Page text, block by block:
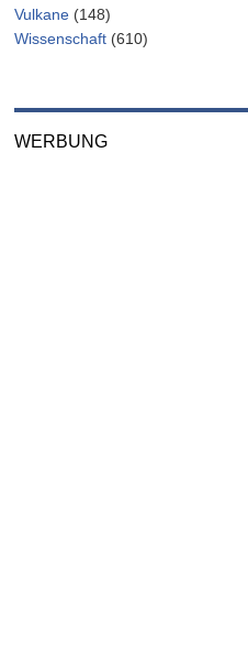
Vulkane (148)
Wissenschaft (610)
WERBUNG